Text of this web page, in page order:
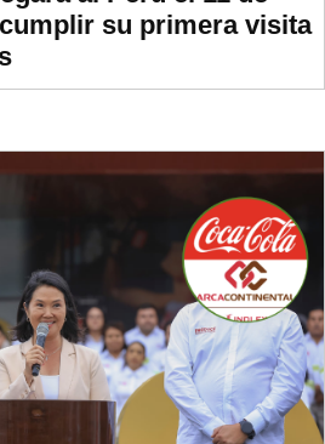
su primera visita